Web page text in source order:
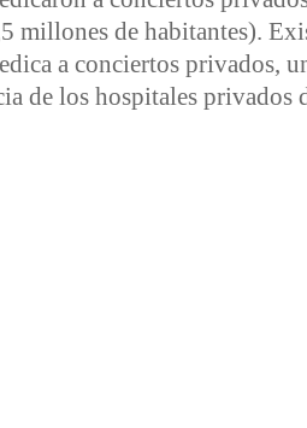
millones de habitantes).
a conciertos privados,
de los hospitales privados
privados de todo